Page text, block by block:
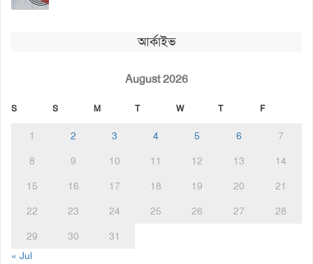
আর্কাইভ
August 2026
S S M T W T F
1 2 3 4 5 6
7
8
9 10 11 12 13
14
15
16 17 18 19 20
21
22
23 24 25 26 27
28
29
30
31
« Jul